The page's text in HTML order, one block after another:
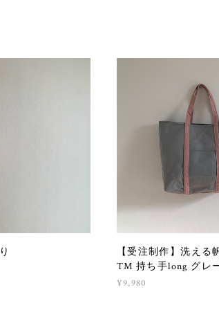
【受注制作】洗え
TM 持ち手long グレ
¥9,980